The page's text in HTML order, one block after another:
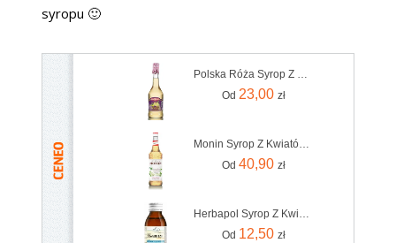
syropu 🙂
Od 23,00 zł
Monin Syrop Z Kwiatów Czarnego Bzu Elder Flower 700ml
Od 40,90 zł
Od 12,50 zł